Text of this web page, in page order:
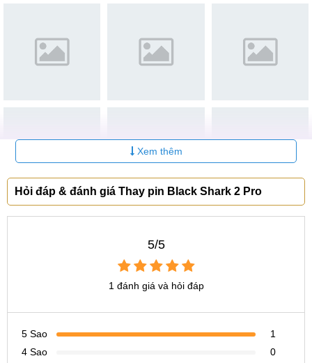
Hotline:097.123.9797
Tìm kiếm liên quan khác
thay pin Black Shark 2 Pro ở đâu
Xem thêm
Hỏi đáp & đánh giá Thay pin Black Shark 2 Pro
5/5
1 đánh giá và hỏi đáp
5 Sao
1
4 Sao
0